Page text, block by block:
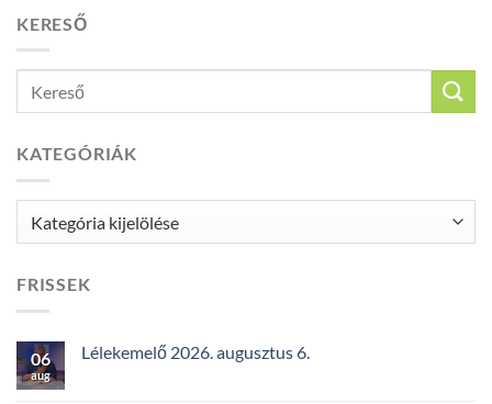
KERESŐ
KATEGÓRIÁK
FRISSEK
06
aug
Lélekemelő 2026. augusztus 6.